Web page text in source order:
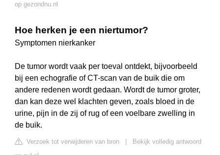
op gezondnu.nl
Hoe herken je een niertumor?
Symptomen nierkanker
De tumor wordt vaak per toeval ontdekt, bijvoorbeeld
bij een echografie of CT-scan van de buik die om
andere redenen wordt gedaan. Wordt de tumor groter,
dan kan deze wel klachten geven, zoals bloed in de
urine, pijn in de zij of rug of een voelbare zwelling in
de buik.
Verzoek tot verwijderen van bron
Bekijk volledig antwoord